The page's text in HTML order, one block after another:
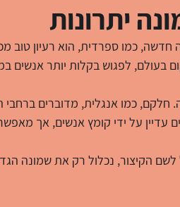
יתרונות
חדשה, כמו ספרדית, הוא רעיון טוב
בעולם, לפגוש בקלות יותר אנשים
חלקם, כמו אנגלית, מדוברים
עדיין על ידי קומץ אנשים, אך
הקיצור, נכלול רק את שמונה